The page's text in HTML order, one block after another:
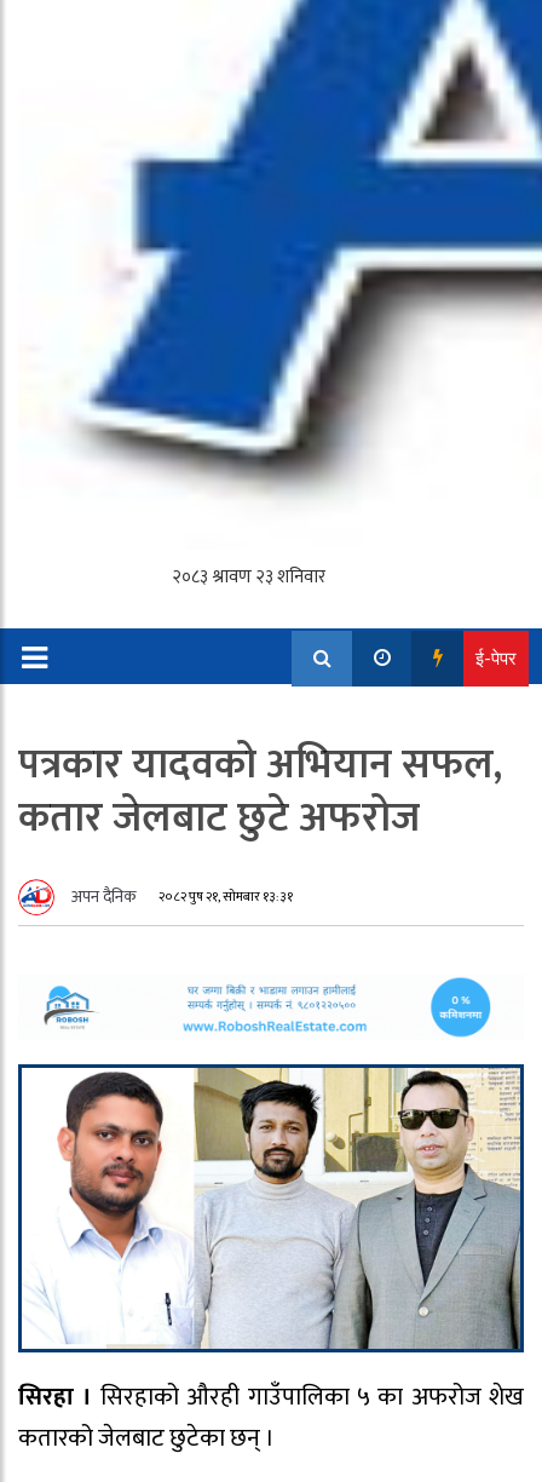
ई-पेपर
पत्रकार यादवको अभियान सफल,
कतार जेलबाट छुटे अफरोज
अपन दैनिक २०८२ पुष २१, सोमबार १३:३१
सिरहा । सिरहाको औरही गाउँपालिका ५ का अफरोज शेख
कतारको जेलबाट छुटेका छन् ।